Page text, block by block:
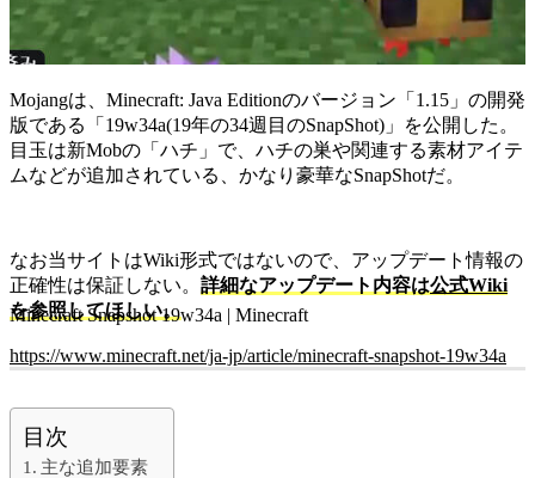
Mojangは、Minecraft: Java Editionのバージョン「1.15」の開発
版である「19w34a(19年の34週目のSnapShot)」を公開した。
目玉は新Mobの「ハチ」で、ハチの巣や関連する素材アイテ
ムなどが追加されている、かなり豪華なSnapShotだ。
なお当サイトはWiki形式ではないので、アップデート情報の
正確性は保証しない。 詳細なアップデート内容は公式Wiki
を参照してほしい。
Minecraft Snapshot 19w34a | Minecraft
https://www.minecraft.net/ja-jp/article/minecraft-snapshot-19w34a
目次
主な追加要素